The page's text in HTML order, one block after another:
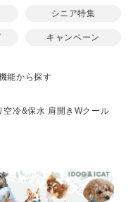
シニア特集
キャンペーン
能から探す
冷&保水 肩開きWクール